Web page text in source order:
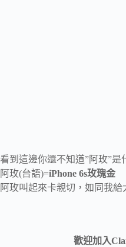
看到這邊你還不知道”阿玫”是
阿玫(台語)=iPhone 6s玫瑰金
阿玫叫起來卡親切，如同我給
歡迎加入